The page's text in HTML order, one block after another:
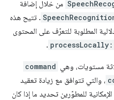
من خلال إضافة
. تتيح هذه
المطلوبة للتعرّف على المحتوى
.
مستويات، وهي command
، والتي تتوافق مع زيادة تعقيد
للمطوّرين تحديد ما إذا كان